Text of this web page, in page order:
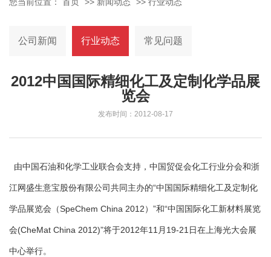
公司新闻 行业动态 常见问题
2012中国国际精细化工及定制化学品展
览会
发布时间：2012-08-17
由中国石油和化学工业联合会支持，中国贸促会化工行业分会和浙
江网盛生意宝股份有限公司共同主办的“中国国际精细化工及定制化
学品展览会（SpeChem China 2012）”和“中国国际化工新材料展览
会(CheMat China 2012)”将于2012年11月19-21日在上海光大会展
中心举行。